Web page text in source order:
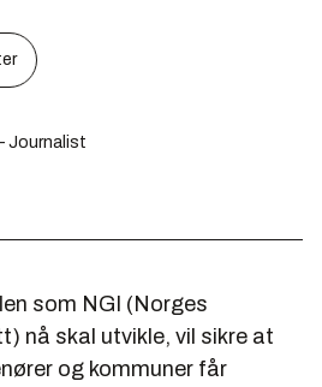
Journalist
som NGI (Norges
nå skal utvikle, vil sikre at
og kommuner får